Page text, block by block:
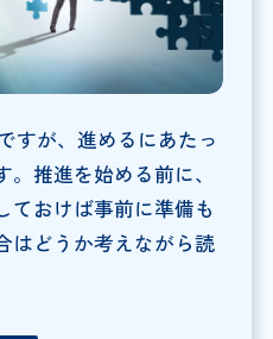
すが、進めるにあたっ
推進を始める前に、
ておけば事前に準備も
はどうか考えながら読